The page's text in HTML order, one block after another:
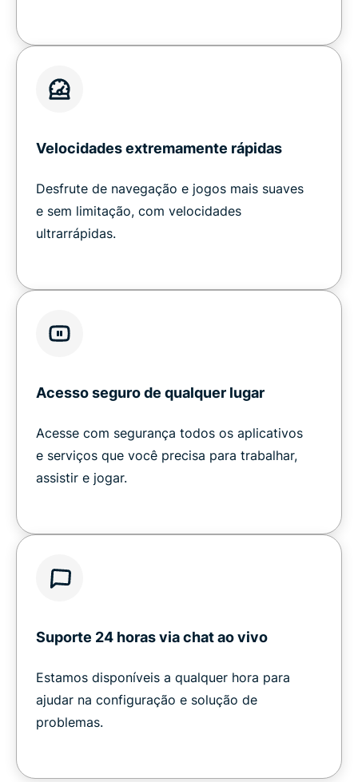
Velocidades extremamente rápidas
Desfrute de navegação e jogos mais suaves
e sem limitação, com velocidades
ultrarrápidas.
Acesso seguro de qualquer lugar
Acesse com segurança todos os aplicativos
e serviços que você precisa para trabalhar,
assistir e jogar.
Suporte 24 horas via chat ao vivo
Estamos disponíveis a qualquer hora para
ajudar na configuração e solução de
problemas.